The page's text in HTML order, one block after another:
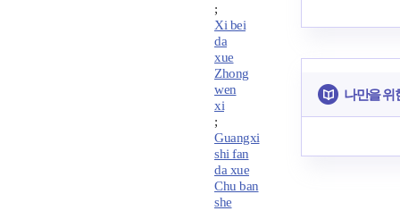
;
Xi bei
da
xue
Zhong
wen
xi
;
Guangxi
shi fan
da xue
Chu ban
she
나만을 위